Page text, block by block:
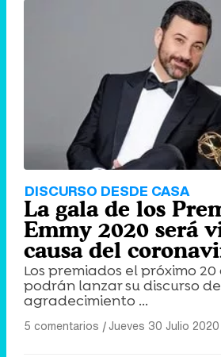
DISCURSO DESDE CASA
La gala de los
Emmy 2020 será
causa del
Los premiados el próximo
podrán lanzar su discurso de
agradecimiento ...
5 comentarios |Jueves 30 Julio 2020